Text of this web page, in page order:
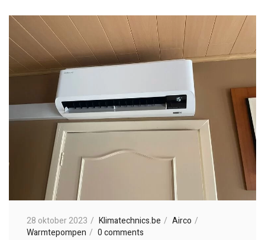
28 oktober 2023 Klimatechnics.be
Airco
Warmtepompen
0 comments